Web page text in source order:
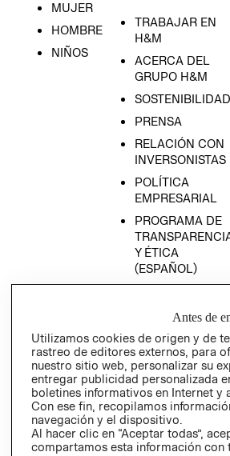
MUJER
HOMBRE
NIÑOS
TRABAJAR EN
H&M
ACERCA DEL
GRUPO H&M
SOSTENIBILIDAD
PRENSA
RELACIÓN CON
INVERSONISTAS
POLÍTICA
EMPRESARIAL
PROGRAMA DE
Y ÉTICA
(ESPAÑOL)
Y ÉTICA
RECIÉN NACIDO
Antes de
Utilizamos cookies de origen y de
rastreo de editores externos, para
nuestro sitio web, personalizar su
entregar publicidad personalizada
boletines informativos en Internet y
Con ese fin, recopilamos
navegación y el dispositivo.
Al hacer clic en “Aceptar todas”,
compartamos esta información